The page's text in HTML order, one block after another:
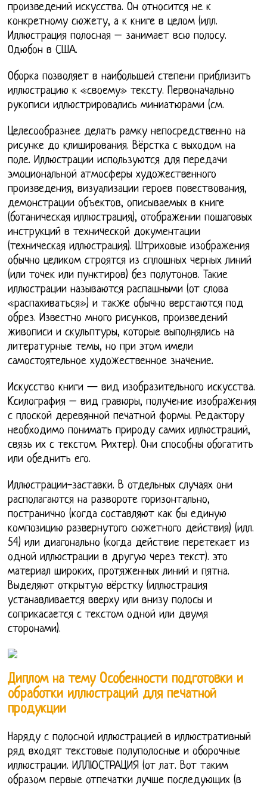
произведений искусства. Он относится не к
конкретному сюжету, а к книге в целом (илл.
Иллюстрация полосная – занимает всю полосу.
Одюбон в США.
Оборка позволяет в наибольшей степени приблизить
иллюстрацию к «своему» тексту. Первоначально
рукописи иллюстрировались миниатюрами (см.
Целесообразнее делать рамку непосредственно на
рисунке до клиширования. Вёрстка с выходом на
поле. Иллюстрации используются для передачи
эмоциональной атмосферы художественного
произведения, визуализации героев повествования,
демонстрации объектов, описываемых в книге
(ботаническая иллюстрация), отображении пошаговых
инструкций в технической документации
(техническая иллюстрация). Штриховые изображения
обычно целиком строятся из сплошных черных линий
(или точек или пунктиров) без полутонов. Такие
иллюстрации называются распашными (от слова
«распахиваться») и также обычно верстаются под
обрез. Известно много рисунков, произведений
живописи и скульптуры, которые выполнялись на
литературные темы, но при этом имели
самостоятельное художественное значение.
Искусство книги — вид изобразительного искусства.
Ксилография – вид гравюры, получение изображения
с плоской деревянной печатной формы. Редактору
необходимо понимать природу самих иллюстраций,
связь их с текстом. Рихтер). Они способны обогатить
или обеднить его.
Иллюстрации-заставки. В отдельных случаях они
располагаются на развороте горизонтально,
постранично (когда составляют как бы единую
композицию развернутого сюжетного действия) (илл.
54) или диагонально (когда действие перетекает из
одной иллюстрации в другую через текст). это
материал широких, протяженных линий и пятна.
Выделяют открытую вёрстку (иллюстрация
устанавливается вверху или внизу полосы и
соприкасается с текстом одной или двумя
сторонами).
Диплом на тему Особенности подготовки и
обработки иллюстраций для печатной
продукции
Наряду с полосной иллюстрацией в иллюстративный
ряд входят текстовые полуполосные и оборочные
иллюстрации. ИЛЛЮСТРАЦИЯ (от лат. Вот таким
образом первые отпечатки лучше последующих (в